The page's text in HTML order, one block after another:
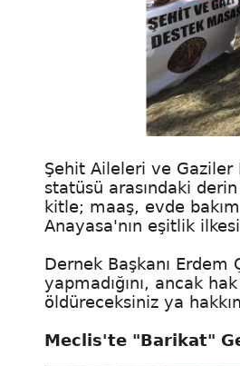
Şehit Aileleri ve
statüsü arasındaki
kitle; maaş, evde
Anayasa'nın eşitlik
Dernek Başkanı Erdem
yapmadığını, ancak
öldüreceksiniz ya
Meclis'te "Barikat"